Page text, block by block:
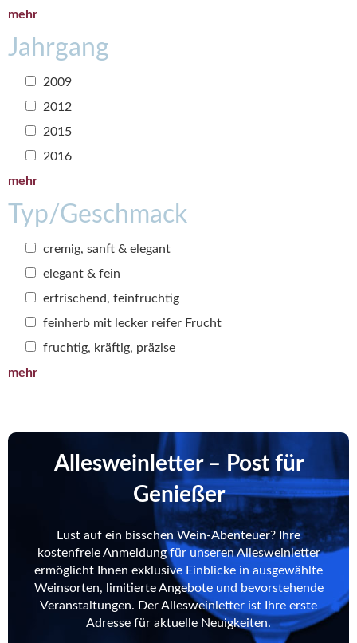
mehr
Jahrgang
2009
2012
2015
2016
mehr
Typ/Geschmack
cremig, sanft & elegant
elegant & fein
erfrischend, feinfruchtig
feinherb mit lecker reifer Frucht
fruchtig, kräftig, präzise
mehr
Allesweinletter – Post für
Genießer
Lust auf ein bisschen Wein-Abenteuer? Ihre
kostenfreie Anmeldung für unseren Allesweinletter
ermöglicht Ihnen exklusive Einblicke in ausgewählte
Weinsorten, limitierte Angebote und bevorstehende
Veranstaltungen. Der Allesweinletter ist Ihre erste
Adresse für aktuelle Neuigkeiten.